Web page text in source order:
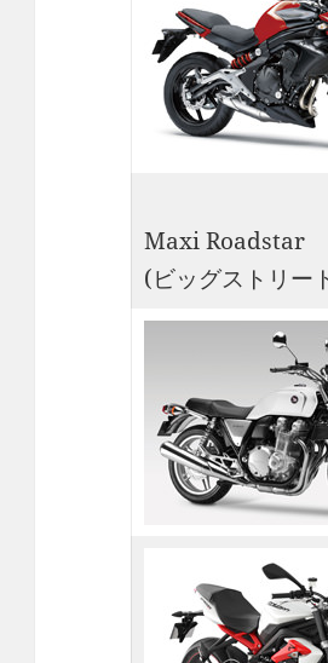
Maxi Roadstar
(ビッグストリー